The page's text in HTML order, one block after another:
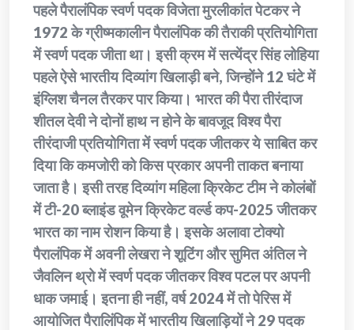
पहले पैरालंपिक स्वर्ण पदक विजेता मुरलीकांत पेटकर ने
1972 के ग्रीष्मकालीन पैरालंपिक की तैराकी प्रतियोगिता
में स्वर्ण पदक जीता था। इसी क्रम में सत्येंद्र सिंह लोहिया
पहले ऐसे भारतीय दिव्यांग खिलाड़ी बने, जिन्होंने 12 घंटे में
इंग्लिश चैनल तैरकर पार किया। भारत की पैरा तीरंदाज
शीतल देवी ने दोनों हाथ न होने के बावजूद विश्व पैरा
तीरंदाजी प्रतियोगिता में स्वर्ण पदक जीतकर ये साबित कर
दिया कि कमजोरी को किस प्रकार अपनी ताकत बनाया
जाता है। इसी तरह दिव्यांग महिला क्रिकेट टीम ने कोलंबों
में टी-20 ब्लाइंड वूमेन क्रिकेट वर्ल्ड कप-2025 जीतकर
भारत का नाम रोशन किया है। इसके अलावा टोक्यो
पैरालंपिक में अवनी लेखरा ने शूटिंग और सुमित अंतिल ने
जैवलिन थ्रो में स्वर्ण पदक जीतकर विश्व पटल पर अपनी
धाक जमाई। इतना ही नहीं, वर्ष 2024 में तो पेरिस में
आयोजित पैरालिंपिक में भारतीय खिलाड़ियों ने 29 पदक